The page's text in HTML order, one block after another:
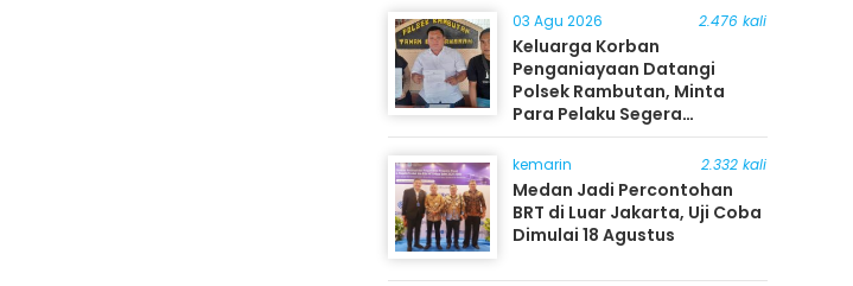
03 Agu 2026 2.476 kali
Keluarga Korban
Penganiayaan Datangi
Polsek Rambutan, Minta
Para Pelaku Segera
Ditangkap
kemarin 2.332 kali
Medan Jadi Percontohan
BRT di Luar Jakarta, Uji Coba
Dimulai 18 Agustus